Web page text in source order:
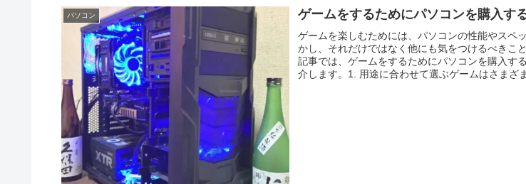
パソコン ゲームをするためにパソコンを購入す
ゲームを楽しむためには、パソコンの性能やスペ
かし、それだけではなく他にも気をつけるべきこ
記事では、ゲームをするためにパソコンを購入す
介します。1. 用途に合わせて選ぶゲームはさまざ